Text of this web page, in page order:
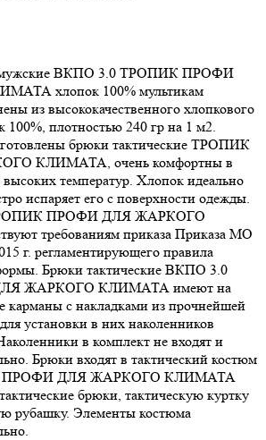
мужские ВКПО 3.0 ТРОПИК ПРОФИ
хлопок 100% мультикам
из высококачественного хлопкового
100%, плотностью 240 гр на 1 м2.
брюки тактические ТРОПИК
КЛИМАТА, очень комфортны в
температур. Хлопок идеально
испаряет его с поверхности одежды.
ПРОФИ ДЛЯ ЖАРКОГО
требованиям приказа Приказа МО
г. регламентирующего правила
Брюки тактические ВКПО 3.0
ЖАРКОГО КЛИМАТА имеют на
карманы с накладками из прочнейшей
установки в них наколенников
в комплект не входят и
Брюки входят в тактический костюм
ПРОФИ ДЛЯ ЖАРКОГО КЛИМАТА
брюки, тактическую куртку
рубашку. Элементы костюма